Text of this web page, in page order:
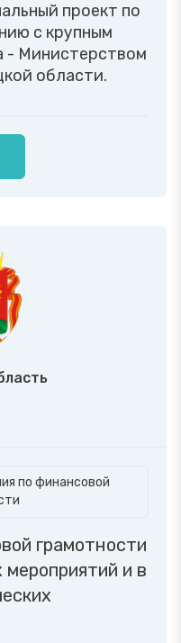
проект по
с крупным
- Министерством
области.
по финансовой
грамотности
и в